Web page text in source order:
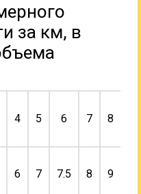
за км, в
4 5 6 7 8
6 7 7.5 8 9